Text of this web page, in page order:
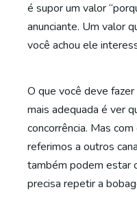
é supor um valor
anunciante. Um valor
você achou ele
O que você deve
mais adequada é ver
concorrência. Mas
referimos a outros
também podem estar
precisa repetir a